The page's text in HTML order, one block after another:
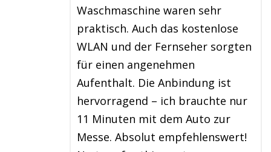
Waschmaschine waren sehr
praktisch. Auch das kostenlose
WLAN und der Fernseher sorgten
für einen angenehmen
Aufenthalt. Die Anbindung ist
hervorragend – ich brauchte nur
11 Minuten mit dem Auto zur
Messe. Absolut empfehlenswert!